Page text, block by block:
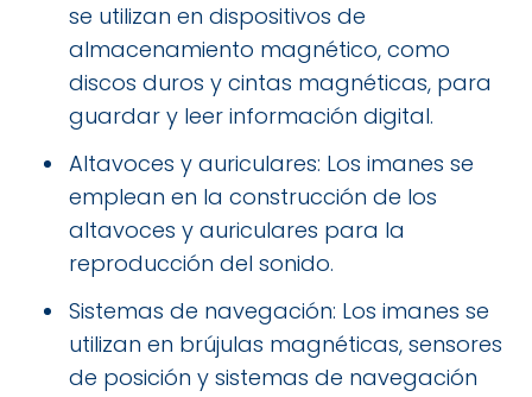
se utilizan en dispositivos de
almacenamiento magnético, como
discos duros y cintas magnéticas, para
guardar y leer información digital.
Altavoces y auriculares: Los imanes se
emplean en la construcción de los
altavoces y auriculares para la
reproducción del sonido.
Sistemas de navegación: Los imanes se
utilizan en brújulas magnéticas, sensores
de posición y sistemas de navegación